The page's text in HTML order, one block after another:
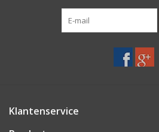
Klantenservice